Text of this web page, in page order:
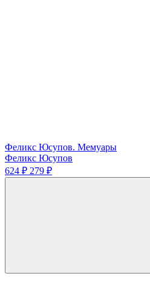
Феликс Юсупов. Мемуары
Феликс Юсупов
624 ₽ 279 ₽